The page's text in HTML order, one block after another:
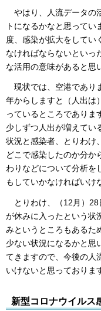
やはり、人流データの
トになるかなと思って
度、感染が拡大をしてい
なければならないといっ
な活用の意味があると思
現状では、空港であり
年からしますと（人出は
っているところでありま
少しずつ人出が増えてい
状況と感染者、とりわけ
どこで感染したのか分か
わりなどについて分析を
もしていかなければいけ
とりわけ、（12月）28
が休みに入ったという状
みというところもあるた
少ない状況になるかと思
てきますので、今後の人
いけないと思っておりま
新型コロナウイルス